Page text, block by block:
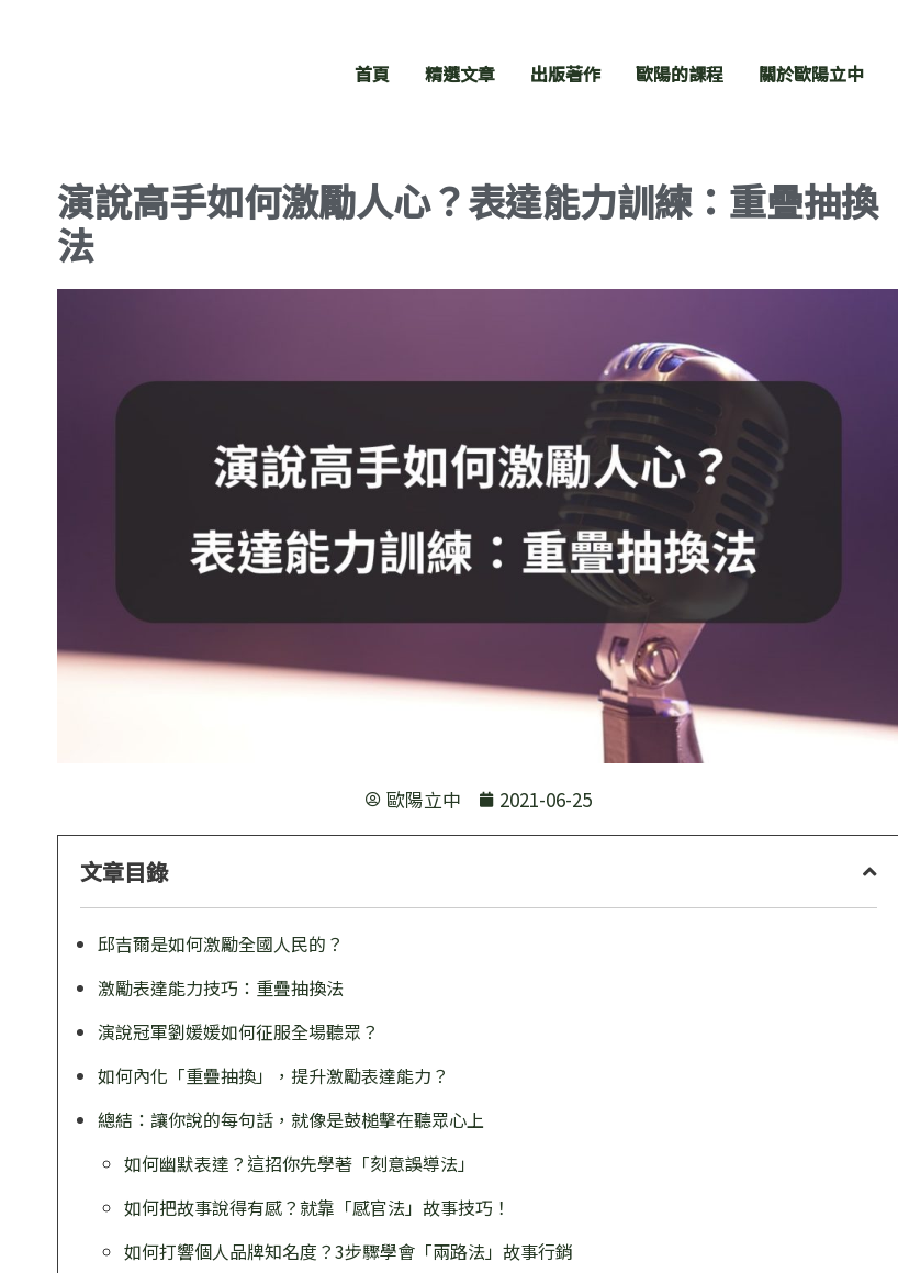
首頁 精選文章 出版著作 歐陽的課程 關於歐陽立中
演說高手如何激勵人心？表達能力訓練：重疊抽換
法
歐陽立中 2021-06-25
文章目錄
邱吉爾是如何激勵全國人民的？
激勵表達能力技巧：重疊抽換法
演說冠軍劉媛媛如何征服全場聽眾？
如何內化「重疊抽換」，提升激勵表達能力？
總結：讓你說的每句話，就像是鼓槌擊在聽眾心上
如何幽默表達？這招你先學著「刻意誤導法」
如何把故事說得有感？就靠「感官法」故事技巧！
如何打響個人品牌知名度？3步驟學會「兩路法」故事行銷